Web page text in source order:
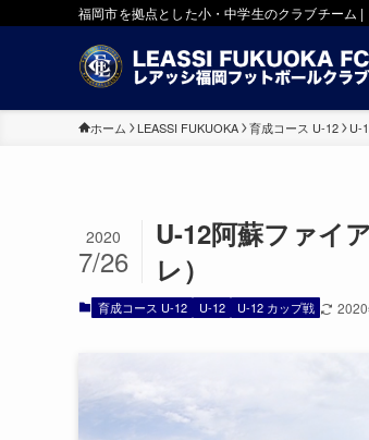
福岡市を拠点とした小・中学生のクラブチーム |
ホーム LEASSI FUKUOKA 育成コース U-12 U-
U-12阿蘇ファイ
レ）
2020
7/26
育成コース U-12 U-12 U-12 カップ戦